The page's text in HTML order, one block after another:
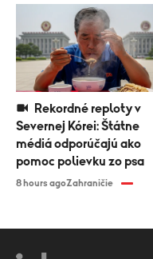
Severnej Kórei: Štátne
médiá odporúčajú ako
pomoc polievku zo psa
8 hours agoZahraničie